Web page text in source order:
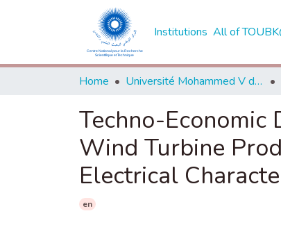
Institutions All of
Home Université Mohammed V de Rabat
Techno-
Wind Turbine
Electrical
en